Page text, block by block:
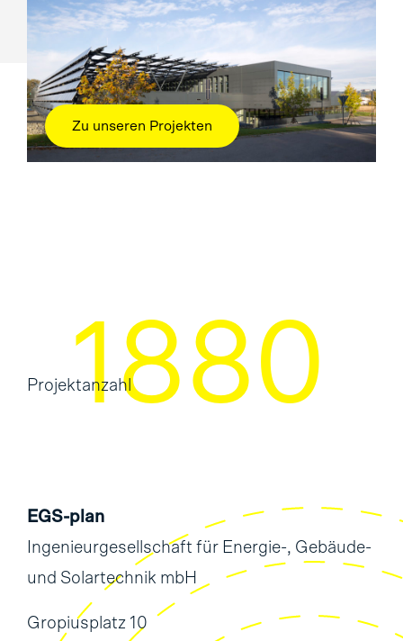
Zu unseren Projekten
2297
Projektanzahl
EGS-plan
Ingenieurgesellschaft für Energie-, Gebäude-
und Solartechnik mbH
Gropiusplatz 10